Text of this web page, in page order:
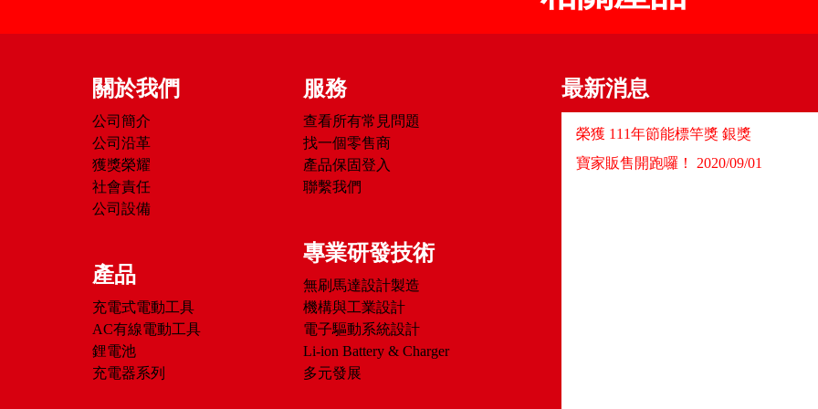
關於我們
公司簡介
公司沿革
獲獎榮耀
社會責任
公司設備
產品
充電式電動工具
AC有線電動工具
鋰電池
充電器系列
服務
查看所有常見問題
找一個零售商
產品保固登入
聯繫我們
專業研發技術
無刷馬達設計製造
機構與工業設計
電子驅動系統設計
Li-ion Battery & Charger
多元發展
最新消息
榮獲 111年節能標竿獎 銀獎
寶家販售開跑囉！ 2020/09/01